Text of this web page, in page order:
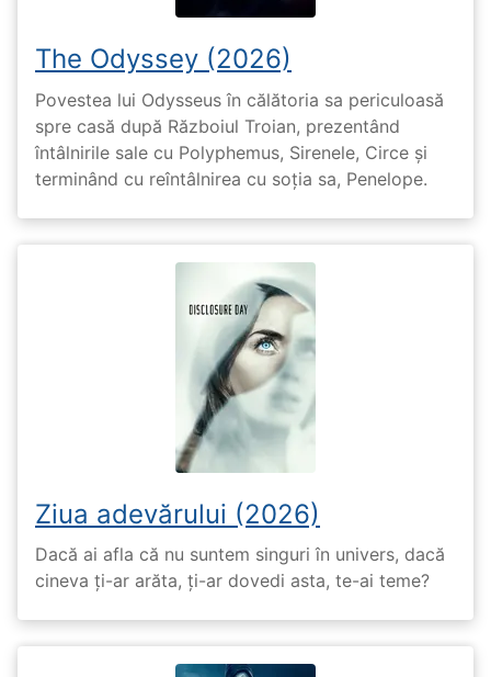
The Odyssey (2026)
Povestea lui Odysseus în călătoria sa periculoasă
spre casă după Războiul Troian, prezentând
întâlnirile sale cu Polyphemus, Sirenele, Circe și
terminând cu reîntâlnirea cu soția sa, Penelope.
Ziua adevărului (2026)
Dacă ai afla că nu suntem singuri în univers, dacă
cineva ți-ar arăta, ți-ar dovedi asta, te-ai teme?